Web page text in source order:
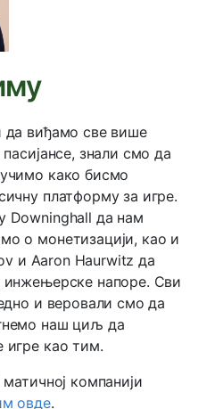
виђамо све више
знали смо да
како бисмо
платформу за игре.
Downinghall да нам
о монетизацији, као и
и Aaron Haurwitz да
инжењерске напоре. Сви
и веровали смо да
наш циљ да
игре као тим.
компанији
овде.